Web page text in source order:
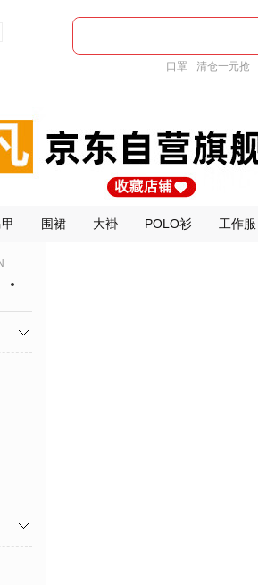
口罩 清仓一元抢
围裙 大褂 POLO衫 工作服